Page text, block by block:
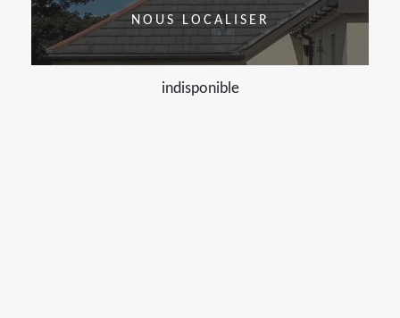
NOUS LOCALISER
indisponible